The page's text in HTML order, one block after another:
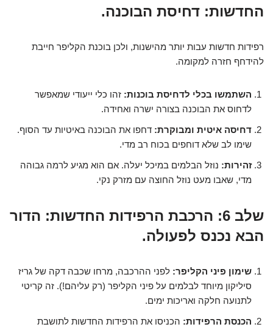
החדשות: דחיסת הבוכנה.
רפידות חדשות עבות יותר מהישנות, ולכן בוכנת הקליפר חייבת
להידחף חזרה למקומה.
השתמשו בכלי לדחיסת בוכנות: זהו כלי ייעודי שמאפשר
לדחוס את הבוכנה בצורה ישרה ואחידה.
דחיסה איטית ומבוקרת: דחפו את הבוכנה באיטיות עד הסוף.
שימו לב שלא דוחפים בכוח רב מדי.
זהירות: נוזל הבלמים במיכל יעלה. אם הוא מגיע לרמה גבוהה
מדי, שאבו מעט נוזל החוצה עם מזרק נקי.
שלב 6: הרכבת הרפידות החדשות: הדור
הבא נכנס לפעולה.
שימון פיני הקליפר: לפני ההרכבה, מרחו שכבה דקה של גריז
סיליקון מיוחד לבלמים על פיני הקליפר (רק עליהם!). זה קריטי
לתנועה חלקה ואריכות ימים.
הכנסת הרפידות: הכניסו את הרפידות החדשות לתושבת